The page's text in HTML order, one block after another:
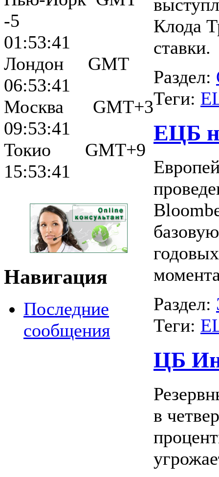
-5
01:53:42
Лондон GMT
06:53:42
Москва GMT+3
09:53:42
Токио GMT+9
15:53:42
Навигация
Последние
сообщения
Клода
ставки.
Раздел:
Теги:
ЕЦБ
Раздел:
Теги:
ЦБ
в